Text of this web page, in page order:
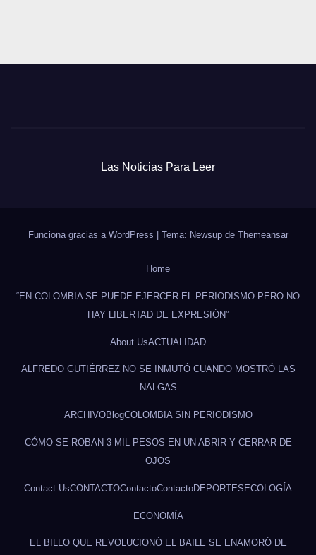
Las Noticias Para Leer
Funciona gracias a WordPress | Tema: Newsup de Themeansar
Home
“EN COLOMBIA SE PUEDE EJERCER EL PERIODISMO PERO NO
HAY LIBERTAD DE EXPRESIÓN”
About UsACTUALIDAD
ALFREDO GUTIÉRREZ NO SE INMUTÓ CUANDO MOSTRÓ LAS
NALGAS
ARCHIVOBlogCOLOMBIA SIN PERIODISMO
CÓMO SE ROBAN 3 MIL PESOS EN UN ABRIR Y CERRAR DE
OJOS
Contact UsCONTACTOContactoContactoDEPORTES ECOLOGÍA
ECONOMÍA
EL BILLO QUE REVOLUCIONÓ EL BAILE SE ENAMORÓ DE